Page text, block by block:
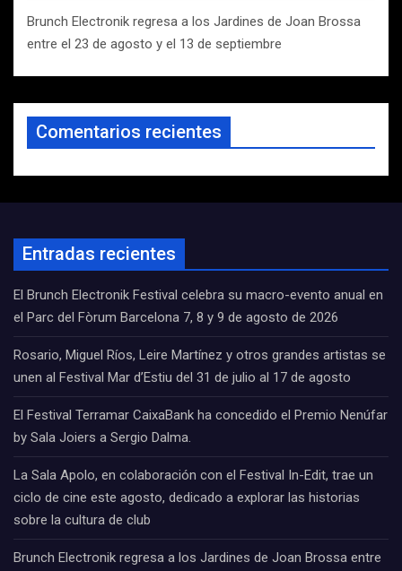
Brunch Electronik regresa a los Jardines de Joan Brossa
entre el 23 de agosto y el 13 de septiembre
Comentarios recientes
Entradas recientes
El Brunch Electronik Festival celebra su macro-evento anual en
el Parc del Fòrum Barcelona 7, 8 y 9 de agosto de 2026
Rosario, Miguel Ríos, Leire Martínez y otros grandes artistas se
unen al Festival Mar d’Estiu del 31 de julio al 17 de agosto
El Festival Terramar CaixaBank ha concedido el Premio Nenúfar
by Sala Joiers a Sergio Dalma.
La Sala Apolo, en colaboración con el Festival In-Edit, trae un
ciclo de cine este agosto, dedicado a explorar las historias
sobre la cultura de club
Brunch Electronik regresa a los Jardines de Joan Brossa entre